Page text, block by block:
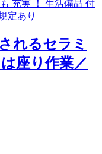
れるセラミ
座り作業／